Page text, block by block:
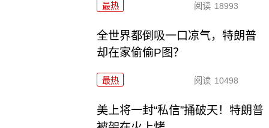
最热 阅读 18993
全世界都倒吸一口凉气，特朗普
却在家偷偷P图？
最热 阅读 10498
美上将一封“私信”捅破天！特朗普